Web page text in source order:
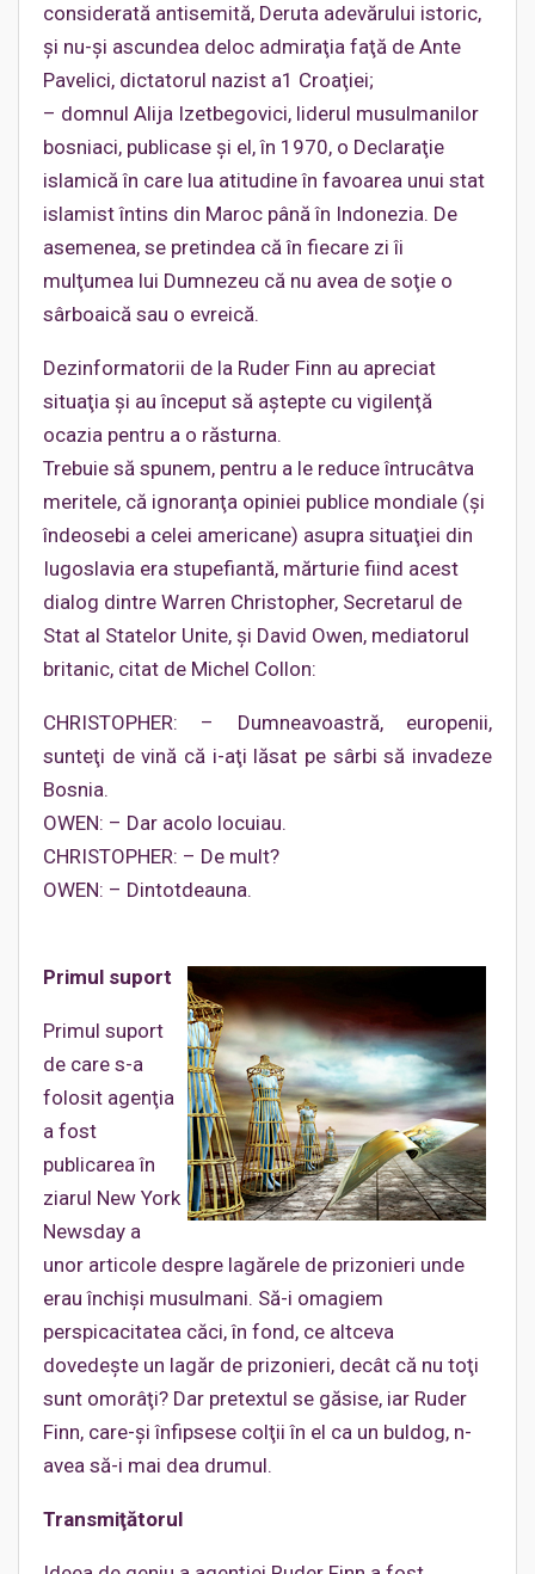
considerată antisemită, Deruta adevărului istoric,
şi nu-şi ascundea deloc admiraţia faţă de Ante
Pavelici, dictatorul nazist a1 Croaţiei;
– domnul Alija Izetbegovici, liderul musulmanilor
bosniaci, publicase şi el, în 1970, o Declaraţie
islamică în care lua atitudine în favoarea unui stat
islamist întins din Maroc până în Indonezia. De
asemenea, se pretindea că în fiecare zi îi
mulţumea lui Dumnezeu că nu avea de soţie o
sârboaică sau o evreică.
Dezinformatorii de la Ruder Finn au apreciat
situaţia şi au început să aştepte cu vigilenţă
ocazia pentru a o răsturna.
Trebuie să spunem, pentru a le reduce întrucâtva
meritele, că ignoranţa opiniei publice mondiale (şi
îndeosebi a celei americane) asupra situaţiei din
Iugoslavia era stupefiantă, mărturie fiind acest
dialog dintre Warren Christopher, Secretarul de
Stat al Statelor Unite, şi David Owen, mediatorul
britanic, citat de Michel Collon:
CHRISTOPHER: – Dumneavoastră, europenii,
sunteţi de vină că i-aţi lăsat pe sârbi să invadeze
Bosnia.
OWEN: – Dar acolo locuiau.
CHRISTOPHER: – De mult?
OWEN: – Dintotdeauna.
Primul suport
Primul suport
de care s-a
folosit agenţia
a fost
publicarea în
ziarul New York
Newsday a
unor articole despre lagărele de prizonieri unde
erau închişi musulmani. Să-i omagiem
perspicacitatea căci, în fond, ce altceva
dovedeşte un lagăr de prizonieri, decât că nu toţi
sunt omorâţi? Dar pretextul se găsise, iar Ruder
Finn, care-şi înfipsese colţii în el ca un buldog, n-
avea să-i mai dea drumul.
Transmiţătorul